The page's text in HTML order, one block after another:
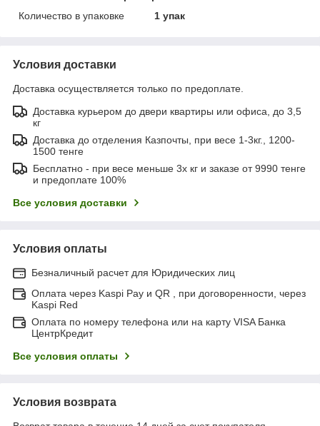
Количество в упаковке
1 упак
Условия доставки
Доставка осуществляется только по предоплате.
Доставка курьером до двери квартиры или офиса, до 3,5
кг
Доставка до отделения Казпочты, при весе 1-3кг., 1200-
1500 тенге
Бесплатно - при весе меньше 3х кг и заказе от 9990 тенге
и предоплате 100%
Все условия доставки
Условия оплаты
Безналичный расчет для Юридических лиц
Оплата через Kaspi Pay и QR , при договоренности, через
Kaspi Red
Оплата по номеру телефона или на карту VISA Банка
ЦентрКредит
Все условия оплаты
Условия возврата